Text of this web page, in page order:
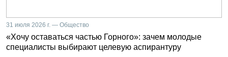
31 июля 2026 г. — Общество
«Хочу оставаться частью Горного»: зачем молодые
специалисты выбирают целевую аспирантуру